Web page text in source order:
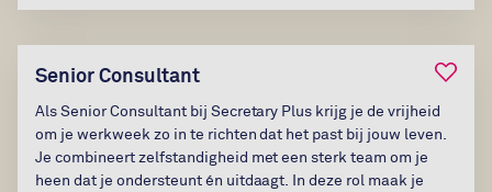
Senior Consultant
Als Senior Consultant bij Secretary Plus krijg je de vrijheid
om je werkweek zo in te richten dat het past bij jouw leven.
Je combineert zelfstandigheid met een sterk team om je
heen dat je ondersteunt én uitdaagt. In deze rol maak je